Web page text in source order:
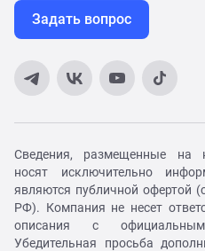
Задать вопрос
Сведения, размещенные на
носят исключительно
являются публичной офертой
РФ). Компания не несет
описания с
Убедительная просьба